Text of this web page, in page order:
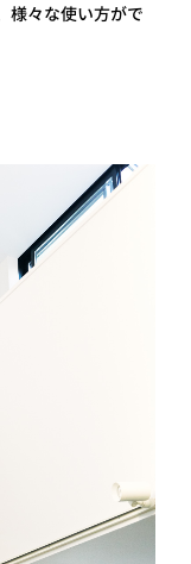
様々な使い方がで